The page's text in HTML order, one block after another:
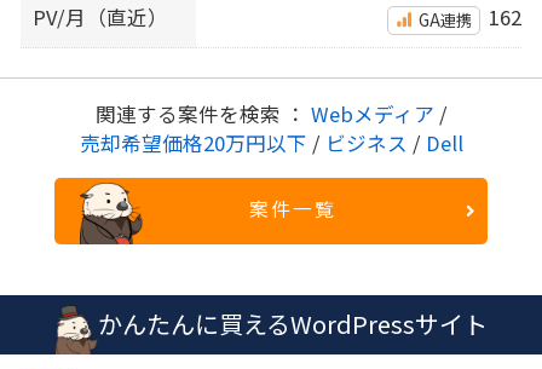
PV/月（直近） GA連携 162
関連する案件を検索 ： Webメディア /
売却希望価格20万円以下 / ビジネス / Dell
案件一覧
かんたんに買えるWordPressサイト